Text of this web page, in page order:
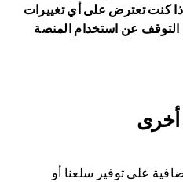
كنت تعترض على أي تغييرات
عن استخدام المنصة
على توفير سلعنا أو